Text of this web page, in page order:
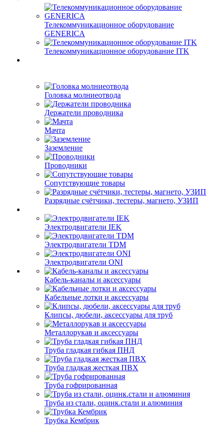
Телекоммуникационное оборудование
GENERICA
Телекоммуникационное оборудование ITK
Головка молниеотвода
Держатели проводника
Мачта
Заземление
Проводники
Сопутствующие товары
Разрядные счётчики, тестеры, магнето, УЗИП
Электродвигатели IEK
Электродвигатели TDM
Электродвигатели ONI
Кабель-каналы и аксессуары
Кабельные лотки и аксессуары
Клипсы, дюбели, аксессуары для труб
Металлорукав и аксессуары
Труба гладкая гибкая ПНД
Труба гладкая жесткая ПВХ
Труба гофрированная
Труба из стали, оцинк.стали и алюминия
Трубка Кембрик